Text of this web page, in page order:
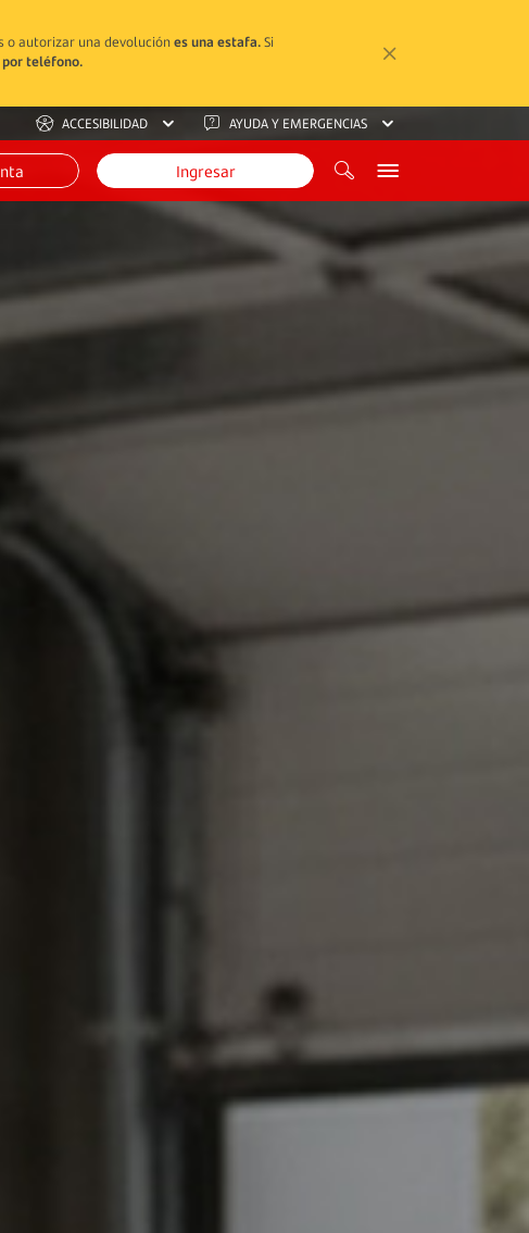
o autorizar una devoluciónes una estafa.Si
por teléfono.
ACCESIBILIDAD AYUDA Y EMERGENCIAS
Ingresar